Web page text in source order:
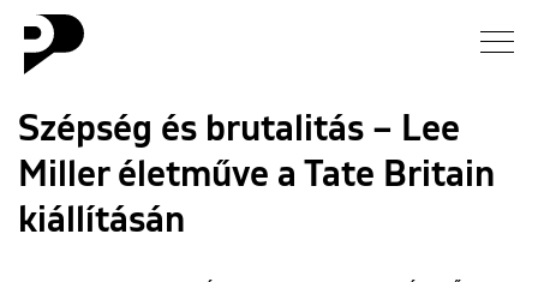
Hírek
Galéria
Szépség és brutalitás – Lee
Miller életműve a Tate Britain
kiállításán